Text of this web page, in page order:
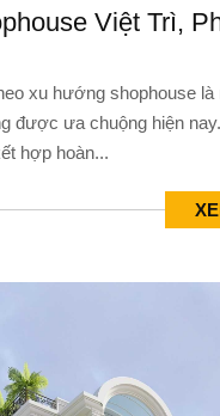
Việt Trì,
xu hướng shophouse là
được ưa chuộng hiện
hợp hoàn...